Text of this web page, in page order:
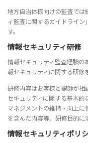
地方自治体様向けの監査で
ィ監査に関するガイドライ
す。
情報セキュリティ研修
情報セキュリティ監査経験
報セキュリティに関する研修
研修内容はお客様と講師が
セキュリティに関する基本的
マネジメントの維持・向上
を含んだ内容等、研修目的に
情報セキュリティポリ